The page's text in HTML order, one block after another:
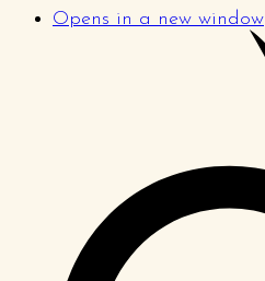
Opens in a new window